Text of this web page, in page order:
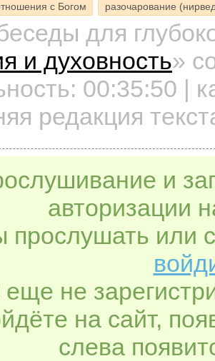
с Богом разочарование
для
и духовность»
00:35:50 |
редакция
и
авторизации
прослушать или
не
на сайт,
слева